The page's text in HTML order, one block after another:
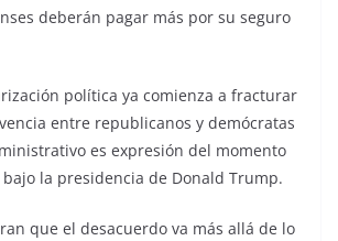
deberán pagar más por su seguro
política ya comienza a fracturar
entre republicanos y demócratas
es expresión del momento
la presidencia de Donald Trump.
que el desacuerdo va más allá de lo